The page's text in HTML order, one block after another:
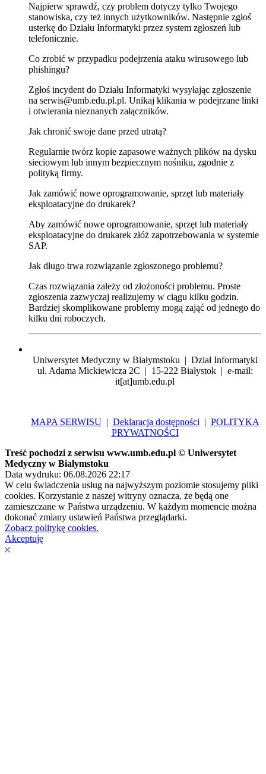
Najpierw sprawdź, czy problem dotyczy tylko Twojego
stanowiska, czy też innych użytkowników. Następnie zgłoś
usterkę do Działu Informatyki przez system zgłoszeń lub
telefonicznie.
Co zrobić w przypadku podejrzenia ataku wirusowego lub
phishingu?
Zgłoś incydent do Działu Informatyki wysyłając zgłoszenie
na serwis@umb.edu.pl.pl. Unikaj klikania w podejrzane linki
i otwierania nieznanych załączników.
Jak chronić swoje dane przed utratą?
Regularnie twórz kopie zapasowe ważnych plików na dysku
sieciowym lub innym bezpiecznym nośniku, zgodnie z
polityką firmy.
Jak zamówić nowe oprogramowanie, sprzęt lub materiały
eksploatacyjne do drukarek?
Aby zamówić nowe oprogramowanie, sprzęt lub materiały
eksploatacyjne do drukarek złóż zapotrzebowania w systemie
SAP.
Jak długo trwa rozwiązanie zgłoszonego problemu?
Czas rozwiązania zależy od złożoności problemu. Proste
zgłoszenia zazwyczaj realizujemy w ciągu kilku godzin.
Bardziej skomplikowane problemy mogą zająć od jednego do
kilku dni roboczych.
Uniwersytet Medyczny w Białymstoku | Dział Informatyki
ul. Adama Mickiewicza 2C | 15-222 Białystok | e-mail:
it[at]umb.edu.pl
MAPA SERWISU| Deklaracja dostępności | POLITYKA
PRYWATNOŚCI
Treść pochodzi z serwisu www.umb.edu.pl © Uniwersytet
Medyczny w Białymstoku
Data wydruku: 06.08.2026 22:17
W celu świadczenia usług na najwyższym poziomie stosujemy pliki
cookies. Korzystanie z naszej witryny oznacza, że będą one
zamieszczane w Państwa urządzeniu. W każdym momencie można
dokonać zmiany ustawień Państwa przeglądarki.
Zobacz politykę cookies.
Akceptuję